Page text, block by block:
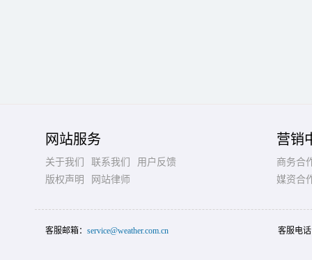
网站服务
关于我们 联系我们
用户反馈
版权声明
网站律师
营销
商务合
媒资合
客服邮箱： service@weather.com.cn 客服电